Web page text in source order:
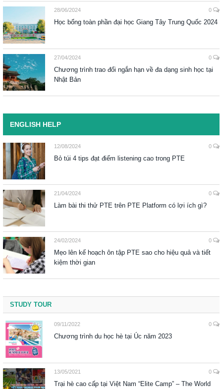
28/06/2024 0
Học bổng toàn phần đại học Giang Tây Trung Quốc 2024
27/04/2024 0
Chương trình trao đổi ngắn hạn về đa dạng sinh học tại
Nhật Bản
ENGLISH HELP
12/08/2024 0
Bỏ túi 4 tips đạt điểm listening cao trong PTE
21/04/2024 0
Làm bài thi thử PTE trên PTE Platform có lợi ích gì?
24/02/2024 0
Mẹo lên kế hoạch ôn tập PTE sao cho hiệu quả và tiết
kiệm thời gian
STUDY TOUR
09/11/2022 0
Chương trình du học hè tại Úc năm 2023
13/05/2021 0
Trại hè cao cấp tại Việt Nam “Elite Camp” – The World